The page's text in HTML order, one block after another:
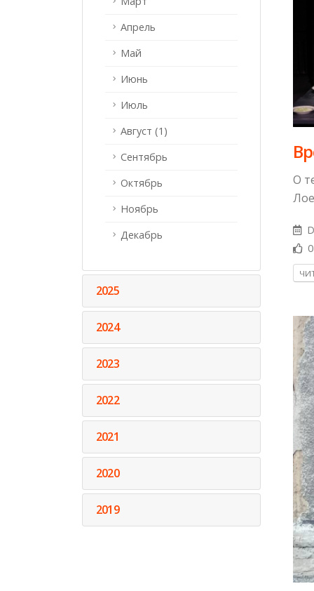
Апрель
Май
Июнь
Июль
Август (1)
Сентябрь
Октябрь
Ноябрь
Декабрь
2025
2024
2023
2022
2021
2020
2019
О
0